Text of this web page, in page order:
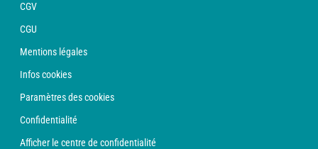
CGV
CGU
Mentions légales
Infos cookies
Paramètres des cookies
Confidentialité
Afficher le centre de confidentialité